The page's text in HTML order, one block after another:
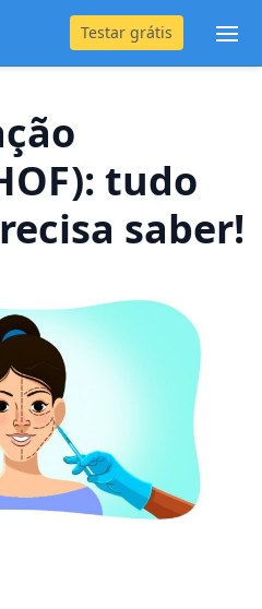
Testar grátis
Entrar
tudo
saber!